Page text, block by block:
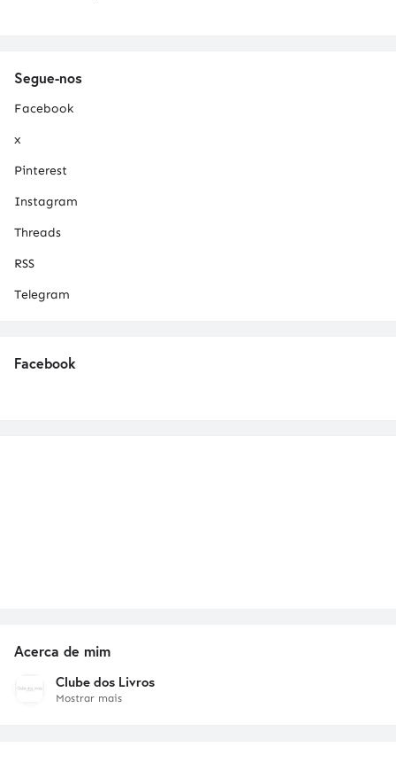
Segue-nos
Facebook
x
Pinterest
Instagram
Threads
RSS
Telegram
Facebook
Acerca de mim
Clube dos Livros
Mostrar mais